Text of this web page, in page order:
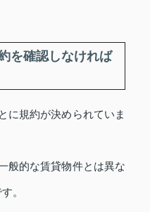
を確認しなければ
に規約が決められていま
般的な賃貸物件とは異な
。